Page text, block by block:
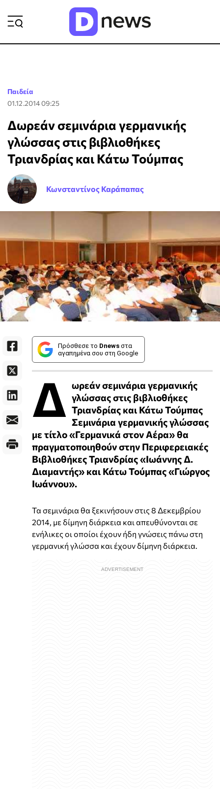
Παιδεία
01.12.2014 09:25
Δωρεάν σεμινάρια γερμανικής
γλώσσας στις βιβλιοθήκες
Τριανδρίας και Κάτω Τούμπας
Κωνσταντίνος Καράπαπας
Πρόσθεσε το Dnews στα
αγαπημένα σου στη Google
Δ ωρεάν σεμινάρια γερμανικής
γλώσσας στις βιβλιοθήκες
Τριανδρίας και Κάτω Τούμπας
Σεμινάρια γερμανικής γλώσσας
με τίτλο «Γερμανικά στον Αέρα» θα
πραγματοποιηθούν στην Περιφερειακές
Βιβλιοθήκες Τριανδρίας «Ιωάννης Δ.
Διαμαντής» και Κάτω Τούμπας «Γιώργος
Ιωάννου».
Τα σεμινάρια θα ξεκινήσουν στις 8 Δεκεμβρίου
2014, με δίμηνη διάρκεια και απευθύνονται σε
ενήλικες οι οποίοι έχουν ήδη γνώσεις πάνω στη
γερμανική γλώσσα και έχουν δίμηνη διάρκεια.